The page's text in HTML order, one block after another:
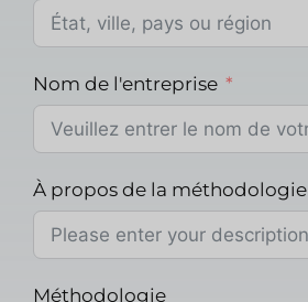
Nom de l'entreprise
À propos de la méthodologie
Méthodologie